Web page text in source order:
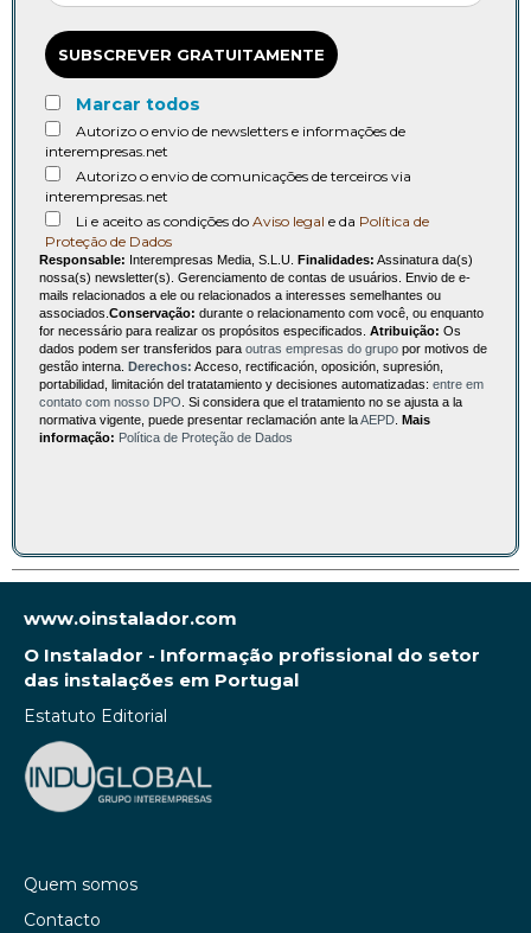
SUBSCREVER GRATUITAMENTE
Marcar todos
Autorizo o envio de newsletters e informações de
interempresas.net
Autorizo o envio de comunicações de terceiros via
interempresas.net
Li e aceito as condições do Aviso legal e da Política de
Proteção de Dados
Responsable: Interempresas Media, S.L.U. Finalidades: Assinatura da(s)
nossa(s) newsletter(s). Gerenciamento de contas de usuários. Envio de e-
mails relacionados a ele ou relacionados a interesses semelhantes ou
associados. Conservação: durante o relacionamento com você, ou enquanto
for necessário para realizar os propósitos especificados. Atribuição: Os
dados podem ser transferidos para outras empresas do grupo por motivos de
gestão interna. Derechos: Acceso, rectificación, oposición, supresión,
portabilidad, limitación del tratatamiento y decisiones automatizadas: entre em
contato com nosso DPO . Si considera que el tratamiento no se ajusta a la
normativa vigente, puede presentar reclamación ante laAEPD Mais
informação: Política de Proteção de Dados
www.oinstalador.com
O Instalador - Informação profissional do setor
das instalações em Portugal
Estatuto Editorial
Quem somos
Contacto